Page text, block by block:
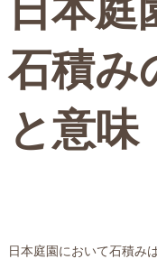
日本
石積み
と意味
日本庭園において石積み